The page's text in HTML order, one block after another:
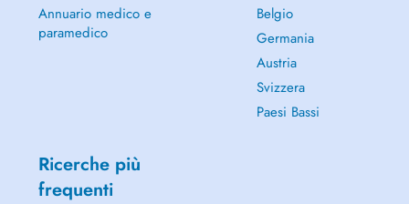
Annuario medico e
paramedico
Belgio
Germania
Austria
Svizzera
Paesi Bassi
Ricerche più
frequenti